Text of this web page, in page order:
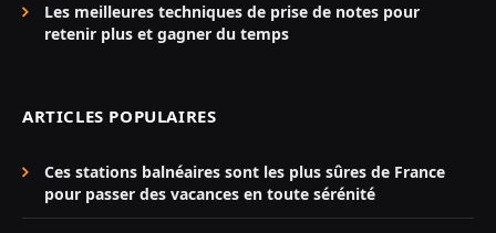
Les meilleures techniques de prise de notes pour
retenir plus et gagner du temps
ARTICLES POPULAIRES
Ces stations balnéaires sont les plus sûres de France
pour passer des vacances en toute sérénité